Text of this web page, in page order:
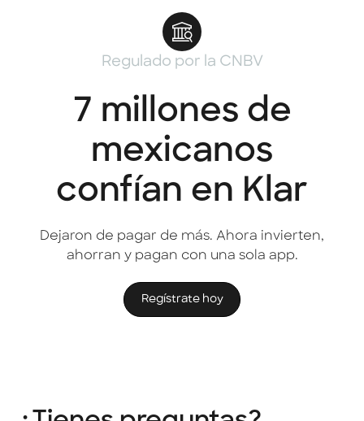
Regulado por la CNBV
7 millones de
mexicanos
confían en Klar
Dejaron de pagar de más. Ahora invierten,
ahorran y pagan con una sola app.
Regístrate hoy